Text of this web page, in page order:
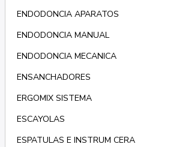
ENDODONCIA APARATOS
ENDODONCIA MANUAL
ENDODONCIA MECANICA
ENSANCHADORES
ERGOMIX SISTEMA
ESCAYOLAS
ESPATULAS E INSTRUM CERA